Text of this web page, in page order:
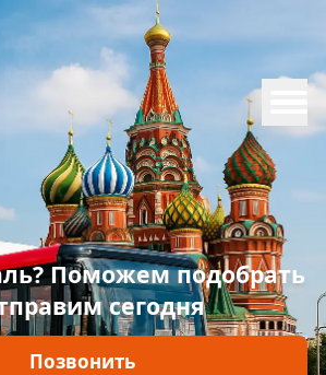
Поможем подобрать
сегодня
Позвонить
Меню
Главная
Каталог
Марки
Информация